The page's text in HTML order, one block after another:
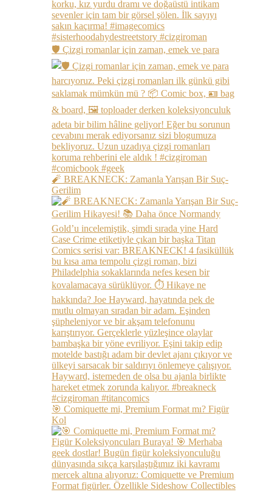
🛡️ Çizgi romanlar için zaman, emek ve para
🧨 BREAKNECK: Zamanla Yarışan Bir Suç-
Gerilim
🎯 Comiquette mi, Premium Format mı? Figür
Kol